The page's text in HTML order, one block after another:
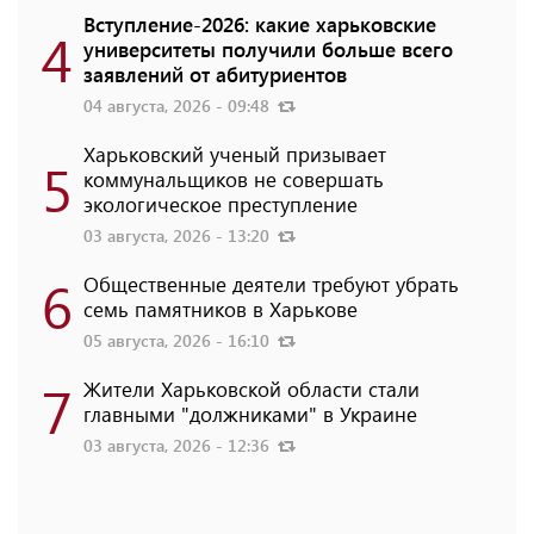
4 Вступление-2026: какие харьковские
университеты получили больше всего
заявлений от абитуриентов
04 августа, 2026 - 09:48
5 Харьковский ученый призывает
коммунальщиков не совершать
экологическое преступление
03 августа, 2026 - 13:20
6 Общественные деятели требуют убрать
семь памятников в Харькове
05 августа, 2026 - 16:10
7 Жители Харьковской области стали
главными "должниками" в Украине
03 августа, 2026 - 12:36